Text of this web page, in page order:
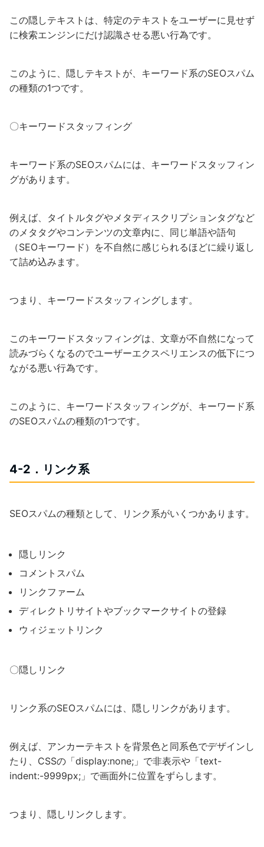
この隠しテキストは、特定のテキストをユーザーに見せず
に検索エンジンにだけ認識させる悪い行為です。
このように、隠しテキストが、キーワード系のSEOスパム
の種類の1つです。
〇キーワードスタッフィング
キーワード系のSEOスパムには、キーワードスタッフィン
グがあります。
例えば、タイトルタグやメタディスクリプションタグなど
のメタタグやコンテンツの文章内に、同じ単語や語句
（SEOキーワード）を不自然に感じられるほどに繰り返し
て詰め込みます。
つまり、キーワードスタッフィングします。
このキーワードスタッフィングは、文章が不自然になって
読みづらくなるのでユーザーエクスペリエンスの低下につ
ながる悪い行為です。
このように、キーワードスタッフィングが、キーワード系
のSEOスパムの種類の1つです。
4-2．リンク系
SEOスパムの種類として、リンク系がいくつかあります。
隠しリンク
コメントスパム
リンクファーム
ディレクトリサイトやブックマークサイトの登録
ウィジェットリンク
〇隠しリンク
リンク系のSEOスパムには、隠しリンクがあります。
例えば、アンカーテキストを背景色と同系色でデザインし
たり、CSSの「display:none;」で非表示や「text-
indent:-9999px;」で画面外に位置をずらします。
つまり、隠しリンクします。